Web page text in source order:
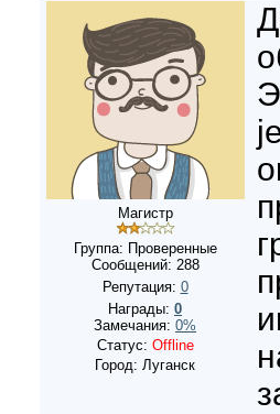
Магистр
Группа: Проверенные
Сообщений: 288
Репутация: 0
Награды: 0
Замечания: 0%
Статус: Offline
Город: Луганск